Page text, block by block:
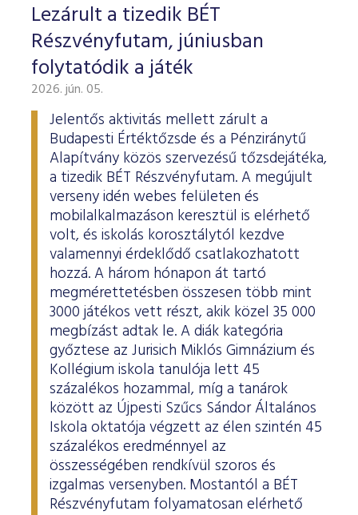
Lezárult a tizedik BÉT
Részvényfutam, júniusban
folytatódik a játék
2026. jún. 05.
Jelentős aktivitás mellett zárult a
Budapesti Értéktőzsde és a Pénziránytű
Alapítvány közös szervezésű tőzsdejátéka,
a tizedik BÉT Részvényfutam. A megújult
verseny idén webes felületen és
mobilalkalmazáson keresztül is elérhető
volt, és iskolás korosztálytól kezdve
valamennyi érdeklődő csatlakozhatott
hozzá. A három hónapon át tartó
megmérettetésben összesen több mint
3000 játékos vett részt, akik közel 35 000
megbízást adtak le. A diák kategória
győztese az Jurisich Miklós Gimnázium és
Kollégium iskola tanulója lett 45
százalékos hozammal, míg a tanárok
között az Újpesti Szűcs Sándor Általános
Iskola oktatója végzett az élen szintén 45
százalékos eredménnyel az
összességében rendkívül szoros és
izgalmas versenyben. Mostantól a BÉT
Részvényfutam folyamatosan elérhető